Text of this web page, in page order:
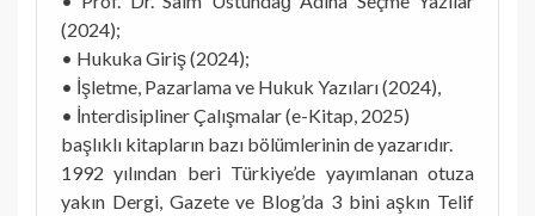
(2024);
• Hukuka Giriş (2024);
• İşletme, Pazarlama ve Hukuk Yazıları (2024),
• İnterdisipliner Çalışmalar (e-Kitap, 2025)
başlıklı kitapların bazı bölümlerinin de yazarıdır.
1992 yılından beri Türkiye’de yayımlanan otuza
yakın Dergi, Gazete ve Blog’da 3 bini aşkın Telif